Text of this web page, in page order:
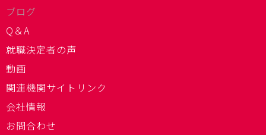
ブログ
Q＆A
就職決定者の声
動画
関連機関サイトリンク
会社情報
お問合わせ